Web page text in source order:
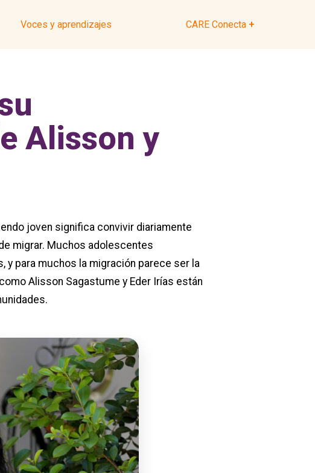
Voces y aprendizajes CARE Conecta
Alisson y
joven significa convivir diariamente
migrar. Muchos adolescentes
y para muchos la migración parece ser la
Alisson Sagastume y Eder Irías están